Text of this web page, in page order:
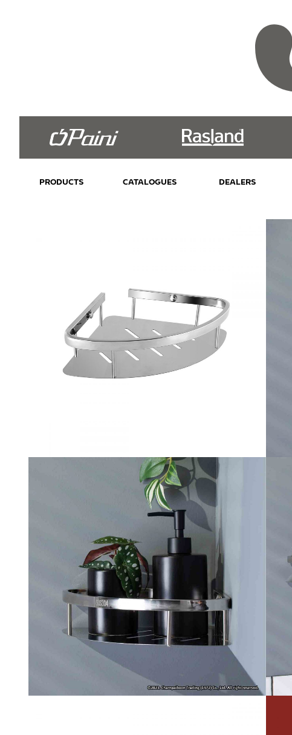
PRODUCTS CATALOGUES DEALERS